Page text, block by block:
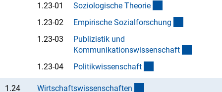
1.23-01
Soziologische Theorie
1.23-02
Empirische Sozialforschung
1.23-03
Publizistik und
Kommunikationswissenschaft
1.23-04
Politikwissenschaft
1.24 Wirtschaftswissenschaften